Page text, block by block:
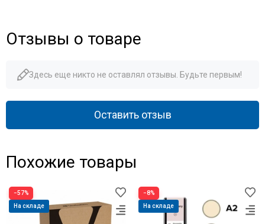
Отзывы о товаре
Здесь еще никто не оставлял отзывы. Будьте первым!
Оставить отзыв
Похожие товары
−57%
На складе
−8%
На складе